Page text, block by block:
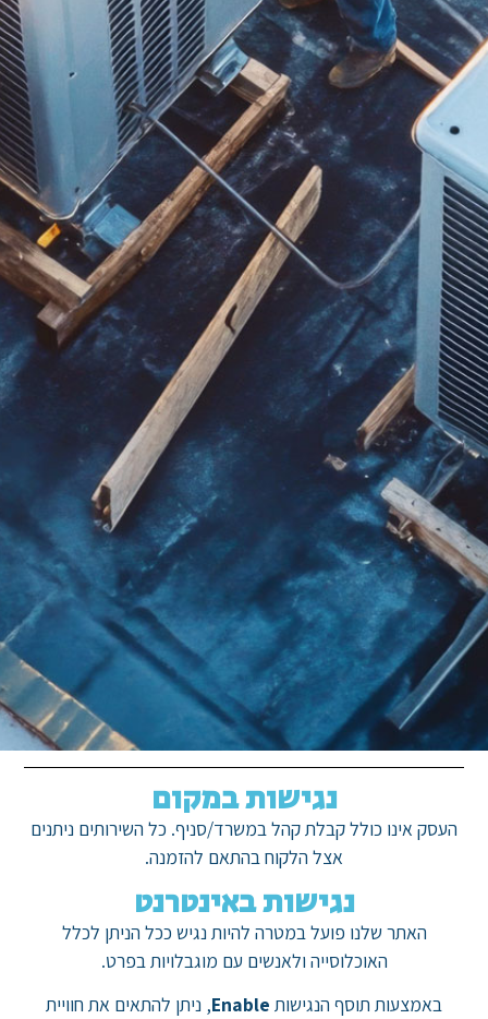
נגישות במקום
העסק אינו כולל קבלת קהל במשרד/סניף. כל השירותים ניתנים
אצל הלקוח בהתאם להזמנה.
נגישות באינטרנט
האתר שלנו פועל במטרה להיות נגיש ככל הניתן לכלל
האוכלוסייה ולאנשים עם מוגבלויות בפרט.
באמצעות תוסף הנגישות Enable, ניתן להתאים את חוויית